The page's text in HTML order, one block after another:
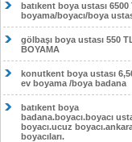
batıkent boya ustası 6500
boyama/boyacı/boya
gölbaşı boya ustası 550
BOYAMA
konutkent boya ustası
ev boyama /boya badana
batıkent boya
badana.boyacı.boyacı
boyacı.ucuz
boyacıları.